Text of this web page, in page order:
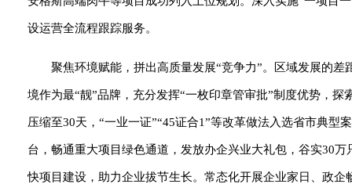
设运营全流程跟踪服务。
聚焦环境赋能，拼出高质量发展“竞争力”。区域发展的
境作为最“靓”品牌，充分发挥“一枚印章管审批”制度优势，
压缩至30天，“一业一证”“45证合1”等改革做法入选省市典
台，畅通重大项目绿色通道，发放办企兴业大礼包，谷实30
快项目建设，助力企业拔节生长。常态化开展企业家日、政